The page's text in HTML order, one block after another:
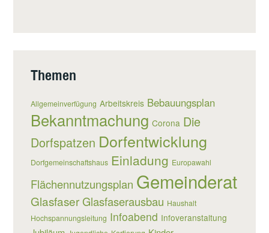
Themen
Allgemeinverfügung Arbeitskreis Bebauungsplan
Bekanntmachung Corona Die
Dorfspatzen Dorfentwicklung
Dorfgemeinschaftshaus Einladung Europawahl
Flächennutzungsplan Gemeinderat
Glasfaser Glasfaserausbau Haushalt
Hochspannungsleitung Infoabend Infoveranstaltung